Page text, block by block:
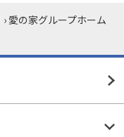
› 愛の家グループホーム